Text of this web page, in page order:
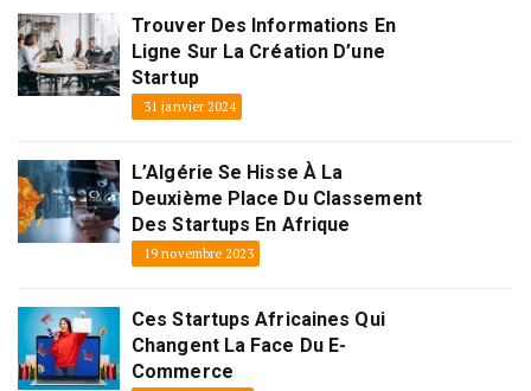
Trouver Des Informations En
Ligne Sur La Création D’une
Startup
31 janvier 2024
L’Algérie Se Hisse À La
Deuxième Place Du Classement
Des Startups En Afrique
19 novembre 2023
Ces Startups Africaines Qui
Changent La Face Du E-
Commerce